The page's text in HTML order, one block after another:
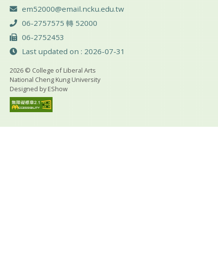
Email :
em52000@email.ncku.edu.tw
TEL :
06-2757575 轉 52000
FAX :
06-2752453
Last updated on : 2026-07-31
2026 © College of Liberal Arts
National Cheng Kung University
Designed byEShow